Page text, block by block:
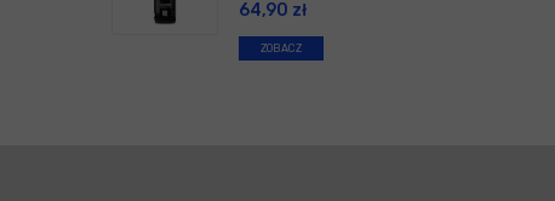
64,90 zł
ZOBACZ